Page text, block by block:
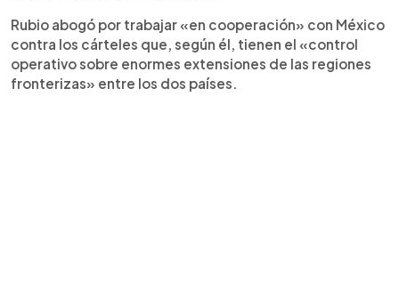
Rubio abogó por trabajar «en cooperación» con México
contra los cárteles que, según él, tienen el «control
operativo sobre enormes extensiones de las regiones
fronterizas» entre los dos países.